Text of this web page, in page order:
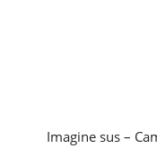
Imagine sus –